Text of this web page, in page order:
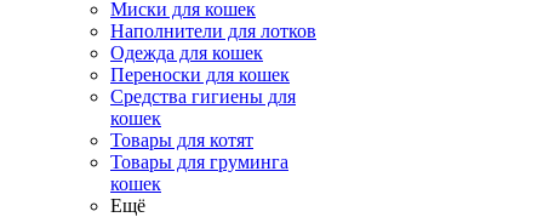
Миски для кошек
Наполнители для лотков
Одежда для кошек
Переноски для кошек
Средства гигиены для
кошек
Товары для котят
Товары для груминга
кошек
Ещё